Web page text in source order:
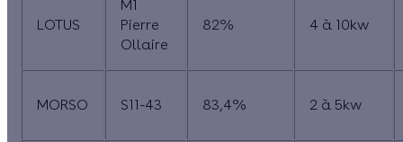
LOTUS
M1
Pierre
Ollaire
82% 4 à 10kw
MORSO S11-43 83,4% 2 à 5kw